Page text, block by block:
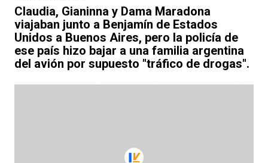
Claudia, Gianinna y Dama Maradona
viajaban junto a Benjamín de Estados
Unidos a Buenos Aires, pero la policía de
ese país hizo bajar a una familia argentina
del avión por supuesto "tráfico de drogas".